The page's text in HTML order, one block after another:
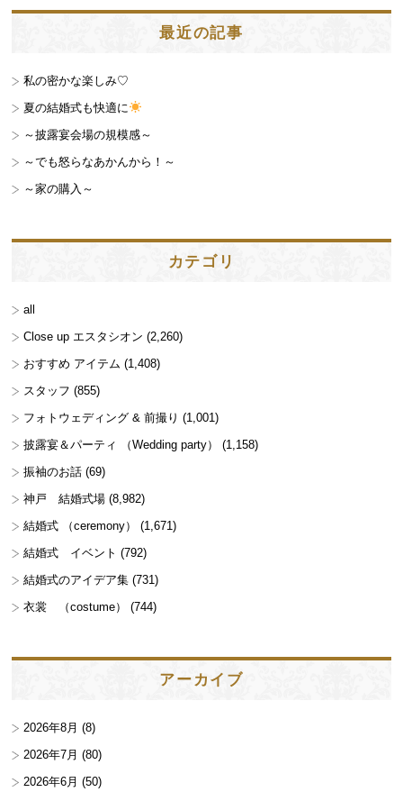
最近の記事
私の密かな楽しみ♡
夏の結婚式も快適に
～披露宴会場の規模感～
～でも怒らなあかんから！～
～家の購入～
カテゴリ
all
Close up エスタシオン (2,260)
おすすめ アイテム (1,408)
スタッフ (855)
フォトウェディング & 前撮り (1,001)
披露宴＆パーティ （Wedding party）
(1,158)
振袖のお話 (69)
神戸 結婚式場 (8,982)
結婚式 （ceremony）
(1,671)
結婚式 イベント (792)
結婚式のアイデア集 (731)
衣裳 （costume）
(744)
アーカイブ
2026年8月 (8)
2026年7月 (80)
2026年6月 (50)